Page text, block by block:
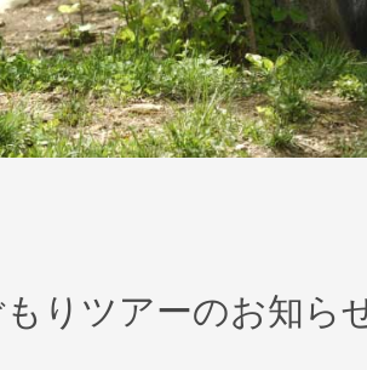
りツアーのお知ら